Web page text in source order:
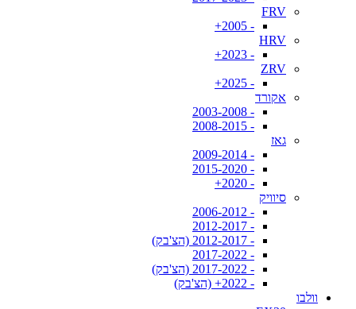
FRV
- 2005+
HRV
- 2023+
ZRV
- 2025+
אקורד
- 2003-2008
- 2008-2015
גאז
- 2009-2014
- 2015-2020
- 2020+
סיוויק
- 2006-2012
- 2012-2017
- 2012-2017 (הצ'בק)
- 2017-2022
- 2017-2022 (הצ'בק)
- 2022+ (הצ'בק)
וולבו